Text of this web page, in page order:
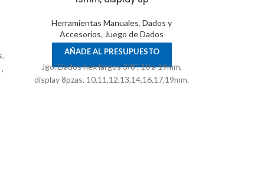
Herramientas Manuales,Dados y
Accesorios, Juego de Dados
AÑADE AL PRESUPUESTO
Jgo. Dados hex largos 3/8", 10 a 19mm,
display 8pzas. 10,11,12,13,14,16,17,19mm.